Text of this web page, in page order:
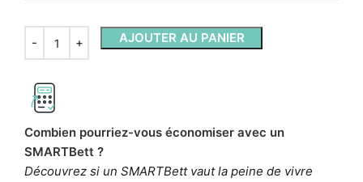
AJOUTER AU PANIER
Combien pourriez-vous économiser avec un
SMARTBett ?
Découvrez si un SMARTBett vaut la peine de vivre